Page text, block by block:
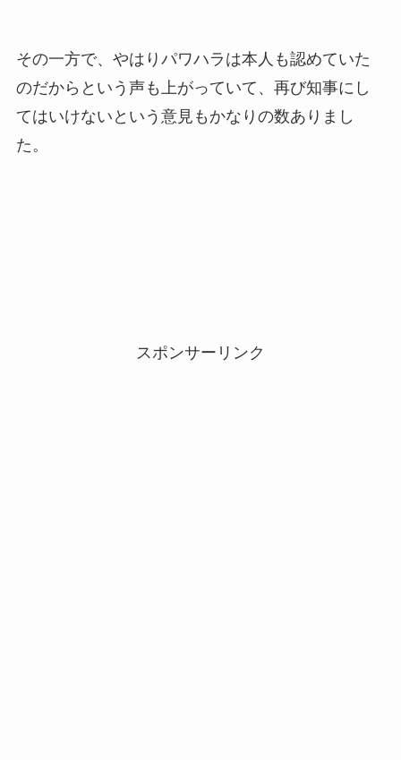
その一方で、やはりパワハラは本人も認めていた
のだからという声も上がっていて、再び知事にし
てはいけないという意見もかなりの数ありまし
た。
スポンサーリンク